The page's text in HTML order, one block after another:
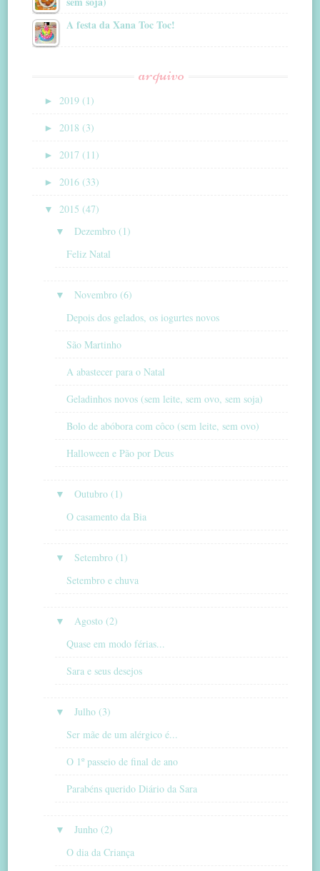
A festa da Xana Toc Toc!
arquivo
► 2019 (1)
► 2018 (3)
► 2017 (11)
► 2016 (33)
▼ 2015 (47)
▼
Dezembro (1)
Feliz Natal
▼
Novembro (6)
Depois dos gelados, os iogurtes novos
São Martinho
A abastecer para o Natal
Geladinhos novos (sem leite, sem ovo, sem soja)
Bolo de abóbora com côco (sem leite, sem ovo)
Halloween e Pão por Deus
▼
Outubro (1)
O casamento da Bia
▼
Setembro (1)
Setembro e chuva
▼
Agosto (2)
Quase em modo férias...
Sara e seus desejos
▼
Julho (3)
Ser mãe de um alérgico é...
O 1º passeio de final de ano
Parabéns querido Diário da Sara
▼
Junho (2)
O dia da Criança